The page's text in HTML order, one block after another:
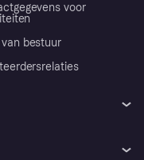
voor
van bestuur